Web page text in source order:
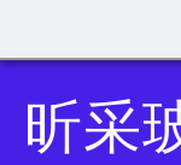
昕采